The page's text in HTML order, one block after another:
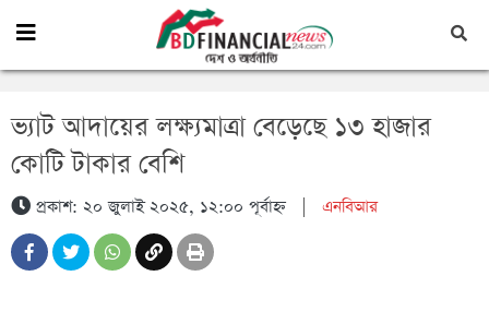
ভ্যাট আদায়ের লক্ষ্যমাত্রা বেড়েছে ১৩ হাজার
কোটি টাকার বেশি
প্রকাশ: ২০ জুলাই ২০২৫, ১২:০০ পূর্বাহ্ন| এনবিআর